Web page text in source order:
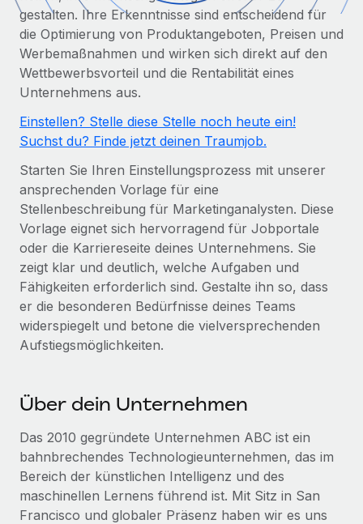
Globales Onboarding und Verwalten von
PEO
Auslagern von komplexen HR-Aufgaben
INFRASTRUKTUR
Nahtlose Integration der HR in bestehende Abläufe
Plattform
Integrierte HR-Kernfunktionen für dein Team
Verknüpfen
Neu
Verknüpfung beliebiger KI-Tools mit Remote über unser
MCP
Integrationen
Prozessoptimierung mit unverzichtbaren Business-
Frag unsere Expert:innen
Hilfe von Expert:innen für globale HR & Compliance
Background-Checks
WACHSTUMSPHASE
Startups
Agile HR- und Payroll-Lösungen für wachsende
Mittelstand
Maßgeschneiderte HR-Lösungen, um Teams zu
vergrößern
Enterprise
Globale HR für Konzerne und Großunternehmen
PARTNER WERDEN
Strategische Technologiepartner
Flexible Einbettung von Global-HR-Funktionen in deine
Plattform
Entdecke die Möglichkeiten einer Partnerschaft
Remote Build Demnächst verfügbar
Beratung zu Integrationen und KI-Automatisierung
FALLSTUDIEN
Gesamtbeschäftigungskosten
Honorarzahlungen berechnen
Informationen zu möglichen Währungen und
Abwicklungsfristen für globale Freelancer:innen
LERNEN MIT REMOTE
Forschung und Leitfäden
Fallstudien
HR-Glossar
Checklisten und Vorlagen
Bibliothek für Stellenbeschreibungen
Webinare
Newsroom
Informationen zu Gehältern und Qualifikationen
Hol dir Unterstützung
Nederlands
Français
Español
Italiano
Português (Portugal)
日本語
한국어
中文（简体）
Anmelden
gestalten. Ihre Erkenntnisse sind entscheidend für
die Optimierung von Produktangeboten, Preisen und
Werbemaßnahmen und wirken sich direkt auf den
Wettbewerbsvorteil und die Rentabilität eines
Unternehmens aus.
Einstellen? Stelle diese Stelle noch heute ein!
Suchst du? Finde jetzt deinen Traumjob.
Starten Sie Ihren Einstellungsprozess mit unserer
ansprechenden Vorlage für eine
Stellenbeschreibung für Marketinganalysten. Diese
Vorlage eignet sich hervorragend für Jobportale
oder die Karriereseite deines Unternehmens. Sie
zeigt klar und deutlich, welche Aufgaben und
Fähigkeiten erforderlich sind. Gestalte ihn so, dass
er die besonderen Bedürfnisse deines Teams
widerspiegelt und betone die vielversprechenden
Aufstiegsmöglichkeiten.
Über dein Unternehmen
Das 2010 gegründete Unternehmen ABC ist ein
bahnbrechendes Technologieunternehmen, das im
Bereich der künstlichen Intelligenz und des
maschinellen Lernens führend ist. Mit Sitz in San
Francisco und globaler Präsenz haben wir es uns